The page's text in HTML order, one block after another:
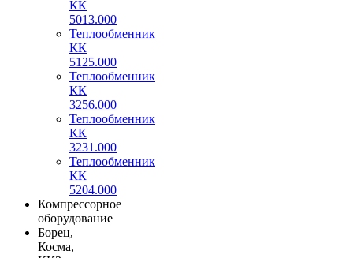
КК
5013.000
Теплообменник
КК
5125.000
Теплообменник
КК
3256.000
Теплообменник
КК
3231.000
Теплообменник
КК
5204.000
Компрессорное
оборудование
Борец,
Косма,